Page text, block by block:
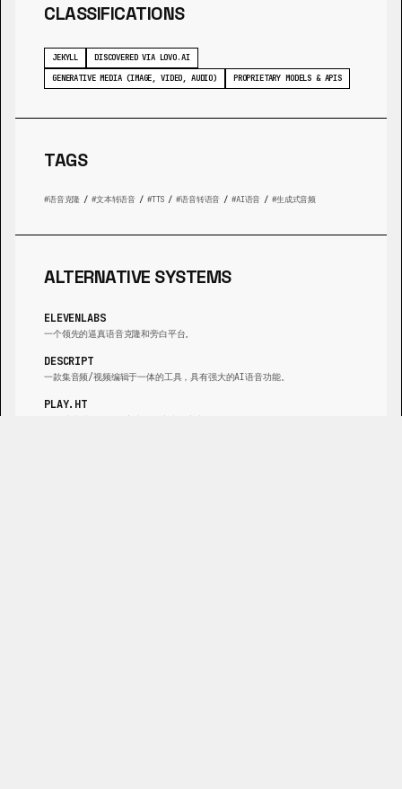
CLASSIFICATIONS
JEKYLL
DISCOVERED VIA LOVO.AI
GENERATIVE MEDIA (IMAGE, VIDEO, AUDIO)
PROPRIETARY MODELS & APIS
TAGS
语音克隆 / 文本转语音 / TTS / 语音转语音 / AI语音 / 生成式音频
ALTERNATIVE SYSTEMS
ELEVENLABS
一个领先的逼真语音克隆和旁白平台。
DESCRIPT
一款集音频/视频编辑于一体的工具，具有强大的AI语音功能。
PLAY.HT
AI语音生成器，拥有庞大的语音和语言库。